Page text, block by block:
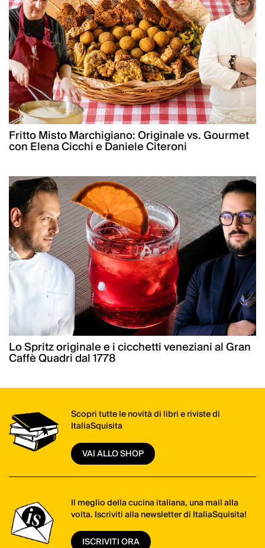
Fritto Misto Marchigiano: Originale vs. Gourmet
con Elena Cicchi e Daniele Citeroni
Lo Spritz originale e i cicchetti veneziani al Gran
Caffè Quadri dal 1778
Scopri tutte le novità di libri e riviste di
ItaliaSquisita
VAI ALLO SHOP
Il meglio della cucina italiana, una mail alla
volta. Iscriviti alla newsletter di ItaliaSquisita!
ISCRIVITI ORA